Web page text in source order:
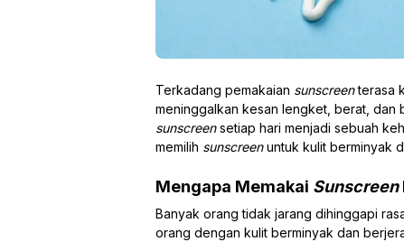
Terkadang pemakaian sunscreenterasa
meninggalkan kesan lengket, berat, dan
sunscreensetiap hari menjadi sebuah
memilih sunscreenuntuk kulit berminyak
Mengapa Memakai Sunscreen
Banyak orang tidak jarang dihinggapi
orang dengan kulit berminyak dan